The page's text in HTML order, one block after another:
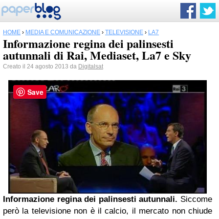
HOME › MEDIA E COMUNICAZIONE › TELEVISIONE › LA7
Informazione regina dei palinsesti
autunnali di Rai, Mediaset, La7 e Sky
Creato il 24 agosto 2013 da Digitalsat
Informazione regina dei palinsesti autunnali. Siccome
però la televisione non è il calcio, il mercato non chiude
Save